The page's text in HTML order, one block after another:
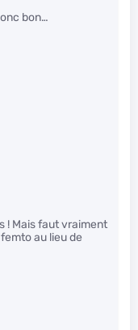
bon…
! Mais faut vraiment
au lieu de